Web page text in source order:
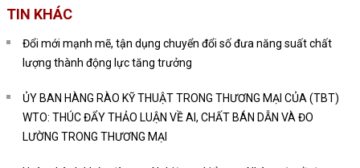
TIN KHÁC
Đổi mới mạnh mẽ, tận dụng chuyển đổi số đưa năng suất chất
lượng thành động lực tăng trưởng
ỦY BAN HÀNG RÀO KỸ THUẬT TRONG THƯƠNG MẠI CỦA (TBT)
WTO: THÚC ĐẨY THẢO LUẬN VỀ AI, CHẤT BÁN DẪN VÀ ĐO
LƯỜNG TRONG THƯƠNG MẠI